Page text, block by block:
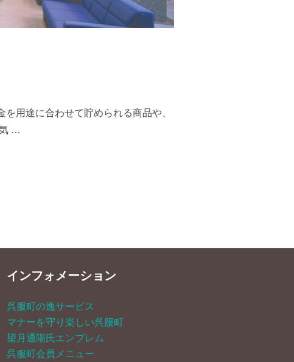
用途に合わせて貯められる商品や、
…
インフォメーション
呉服町の逸サービス
マナーを守り楽しい呉服町
望月通陽氏エンブレム
呉服町会員メニュー